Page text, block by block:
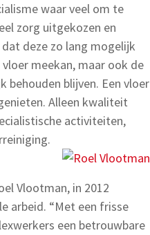
waar veel om te
zorg uitgekozen en
deze zo lang mogelijk
meekan, maar ook de
blijven. Een vloer
Alleen kwaliteit
activiteiten,
Vlootman, in 2012
arbeid. “Met een frisse
een betrouwbare